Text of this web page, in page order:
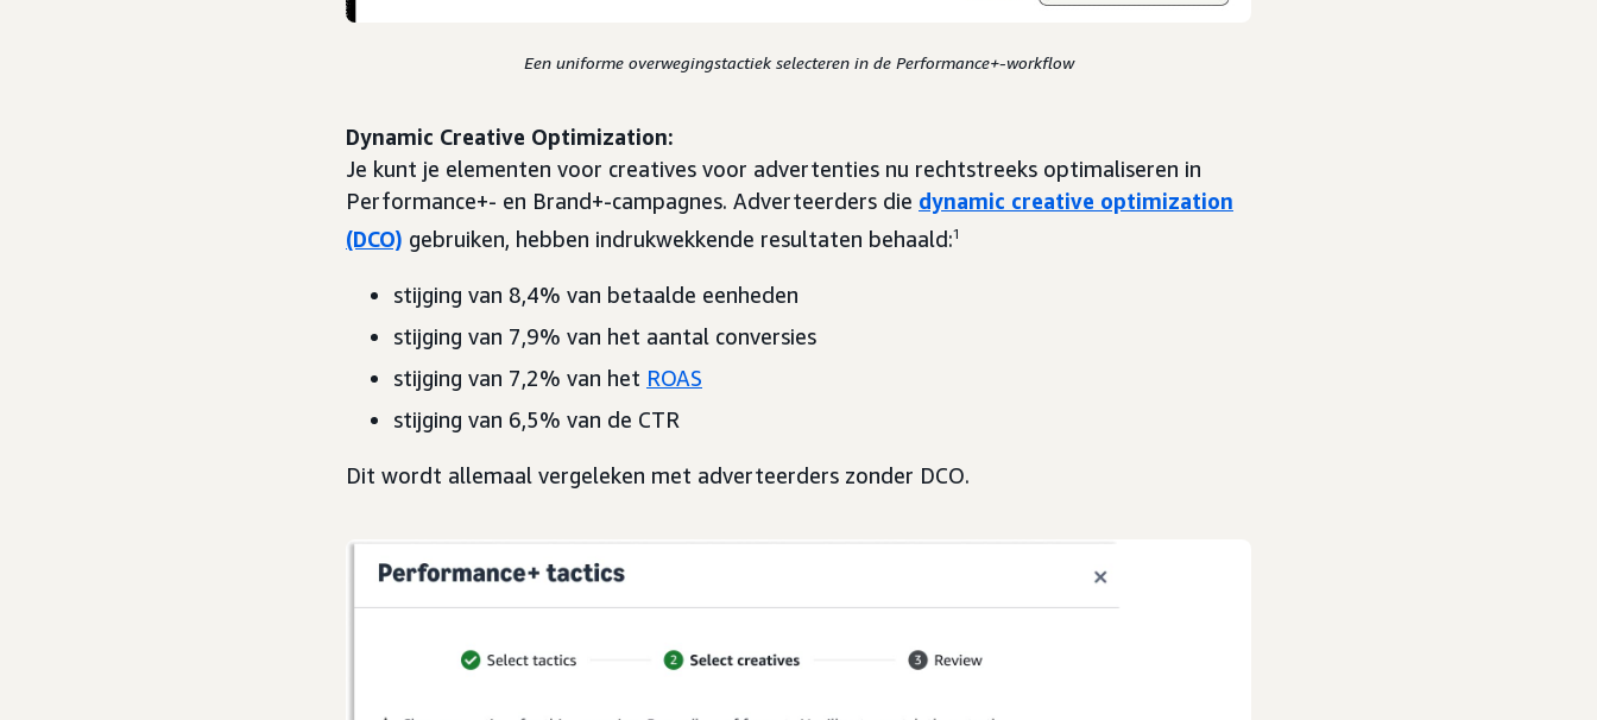
Een uniforme overwegingstactiek selecteren in de Performance+-workflow
Dynamic Creative Optimization:
Je kunt je elementen voor creatives voor advertenties nu rechtstreeks optimaliseren in
Performance+- en Brand+-campagnes. Adverteerders die dynamic creative optimization
(DCO) gebruiken, hebben indrukwekkende resultaten behaald:1
stijging van 8,4% van betaalde eenheden
stijging van 7,9% van het aantal conversies
stijging van 7,2% van het ROAS
stijging van 6,5% van de CTR
Dit wordt allemaal vergeleken met adverteerders zonder DCO.